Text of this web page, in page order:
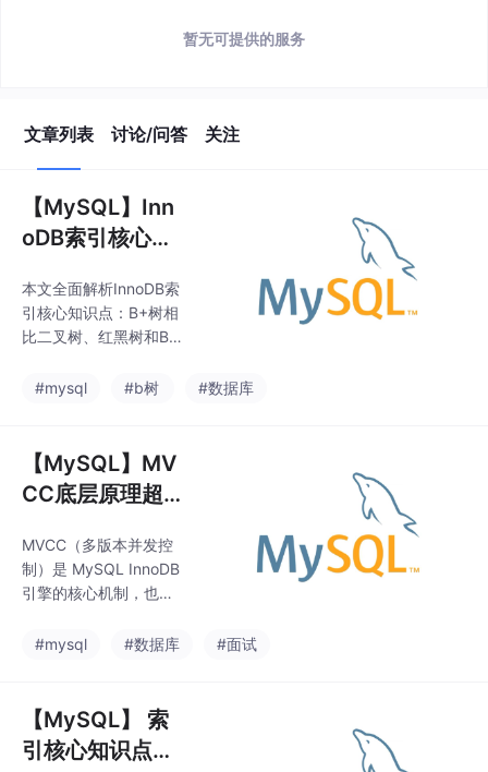
暂无可提供的服务
文章列表 讨论/问答 关注
【MySQL】Inn
oDB索引核心原
聚簇索引/回表/
覆盖索引/最左前
本文全面解析InnoDB索
引核心知识点：B+树相
比二叉树、红黑树和B
少、高度低、范围查询
引（存储整行数据）与
二级索引（存储主键）
的本质差异；介绍主
索引的特性；解释回表
查询机制及避免方法；
说明覆盖索引的高效原
的最左前缀原则及其底
试要点，帮助开发者深
入理解
#mysql #b树 #数据库
【MySQL】MV
CC底层原理超
当前读/版本链/
ReadView/隔离
MVCC（多版本并发控
制）是 MySQL InnoDB
引擎的核心机制，也是
可以无锁实现读写并
了 MySQL 两大事务隔
离级别：读已提交（R
C）、可重复读（R
#mysql #数据库 #面试
【MySQL】 索
引核心知识点：